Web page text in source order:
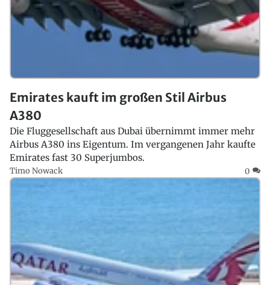
Emirates kauft im großen Stil Airbus
A380
Die Fluggesellschaft aus Dubai übernimmt immer mehr
Airbus A380 ins Eigentum. Im vergangenen Jahr kaufte
Emirates fast 30 Superjumbos.
Timo Nowack 0